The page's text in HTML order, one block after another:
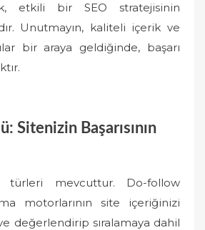
etkili bir SEO stratejisinin
Unutmayın, kaliteli içerik ve
bir araya geldiğinde, başarı
Sitenizin Başarısının
türleri mevcuttur. Do-follow
motorlarının site içeriğinizi
değerlendirip sıralamaya dahil